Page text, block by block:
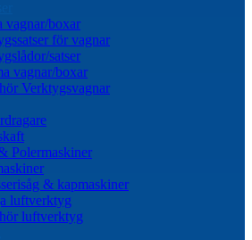
vagnar/boxar
för vagnar
satser
vagnar/boxar
Verktygsvagnar
Polermaskiner
& kapmaskiner
luftverktyg
luftverktyg